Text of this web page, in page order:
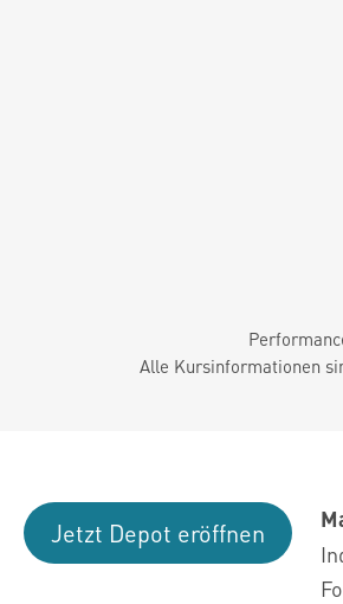
Alle Kursinformationen
Jetzt Depot eröffnen